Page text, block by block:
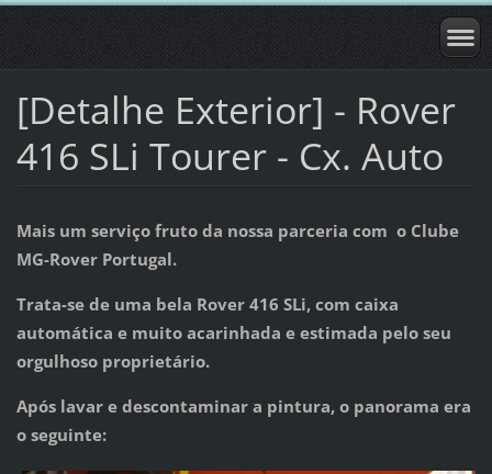
[Detalhe Exterior] - Rover
416 SLi Tourer - Cx. Auto
Mais um serviço fruto da nossa parceria com o Clube
MG-Rover Portugal.
Trata-se de uma bela Rover 416 SLi, com caixa
automática e muito acarinhada e estimada pelo seu
orgulhoso proprietário.
Após lavar e descontaminar a pintura, o panorama era
o seguinte: